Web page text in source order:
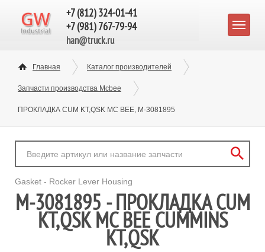
+7 (812) 324-01-41
+7 (981) 767-79-94
han@truck.ru
Главная Каталог производителей
Запчасти производства Mcbee
ПРОКЛАДКА CUM KT,QSK MC BEE, M-3081895
Gasket - Rocker Lever Housing
M-3081895 - ПРОКЛАДКА CUM
KT,QSK MC BEE CUMMINS
KT,QSK